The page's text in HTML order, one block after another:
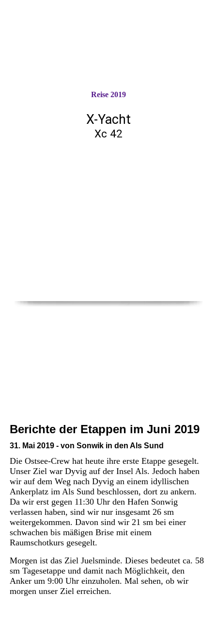
X-Yacht
Xc 42
Reise 2019
Berichte der Etappen im Juni 2019
31. Mai 2019 - von Sonwik in den Als Sund
Die Ostsee-Crew hat heute ihre erste Etappe gesegelt.
Unser Ziel war Dyvig auf der Insel Als. Jedoch haben
wir auf dem Weg nach Dyvig an einem idyllischen
Ankerplatz im Als Sund beschlossen, dort zu ankern.
Da wir erst gegen 11:30 Uhr den Hafen Sonwig
verlassen haben, sind wir nur insgesamt 26 sm
weitergekommen. Davon sind wir 21 sm bei einer
schwachen bis mäßigen Brise mit einem
Raumschotkurs gesegelt.
Morgen ist das Ziel Juelsminde. Dieses bedeutet ca. 58
sm Tagesetappe und damit nach Möglichkeit, den
Anker um 9:00 Uhr einzuholen. Mal sehen, ob wir
morgen unser Ziel erreichen.